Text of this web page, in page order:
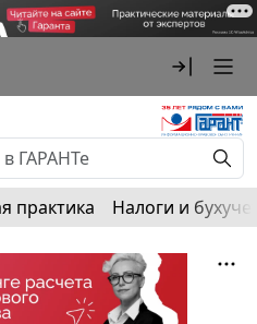
практика Налоги и